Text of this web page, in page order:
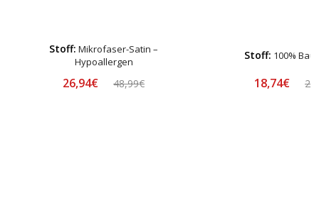
Stoff: Mikrofaser-Satin –
Hypoallergen
26,94€ 48,99€
Stoff: 100%
18,74€